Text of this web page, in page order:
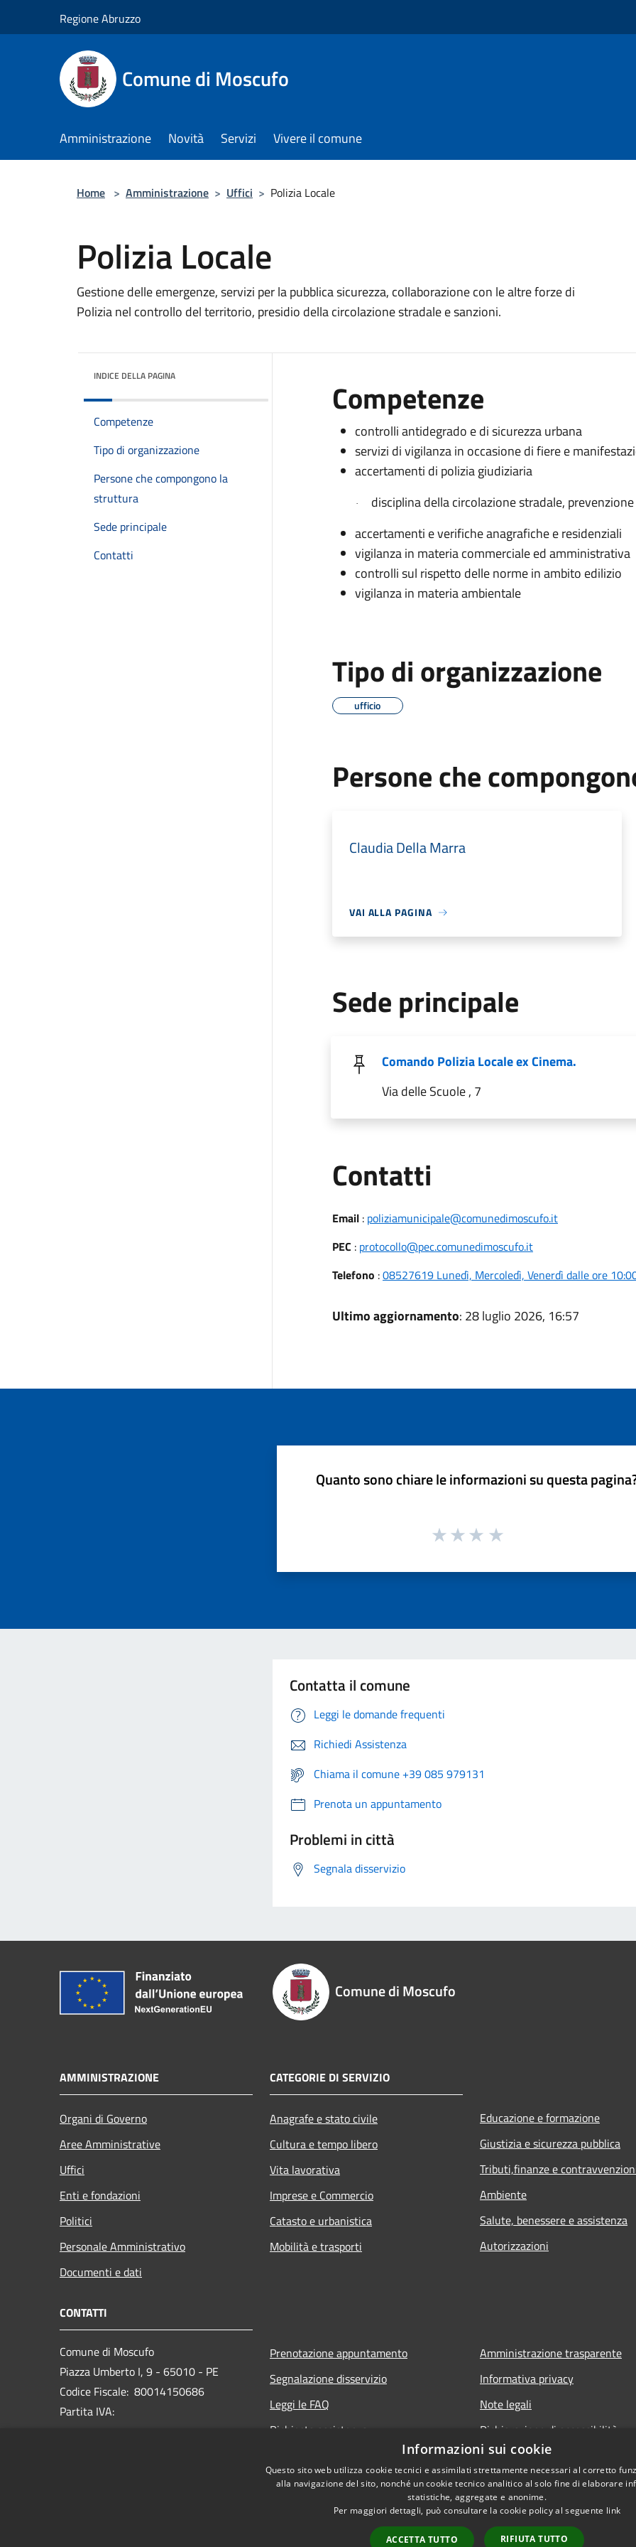
Regione Abruzzo
Comune di Moscufo
Amministrazione Novità Servizi Vivere il comune
Home > Amministrazione > Uffici > Polizia Locale
Polizia Locale
Gestione delle emergenze, servizi per la pubblica sicurezza, collaborazione con le altre forze di
Polizia nel controllo del territorio, presidio della circolazione stradale e sanzioni.
INDICE DELLA PAGINA
Competenze
Tipo di organizzazione
Persone che compongono la
struttura
Sede principale
Contatti
Competenze
controlli antidegrado e di sicurezza urbana
servizi di vigilanza in occasione di fiere e
accertamenti di polizia giudiziaria
·
disciplina della circolazione stradale,
accertamenti e verifiche anagrafiche e residenziali
vigilanza in materia commerciale ed amministrativa
controlli sul rispetto delle norme in ambito edilizio
vigilanza in materia ambientale
Tipo di organizzazione
ufficio
Persone che
Claudia Della Marra
VAI ALLA PAGINA
Sede principale
Comando Polizia Locale ex Cinema.
Via delle Scuole , 7
Contatti
Email: poliziamunicipale@comunedimoscufo.it
PEC : protocollo@pec.comunedimoscufo.it
Telefono :08527619 Lunedì, Mercoledì, Venerdì dalle ore
Ultimo aggiornamento: 28 luglio 2026, 16:57
Quanto sono chiare le informazioni su questa
Contatta il comune
Leggi le domande frequenti
Richiedi Assistenza
Chiama il comune +39 085 979131
Prenota un appuntamento
Problemi in città
Segnala disservizio
Comune di Moscufo
AMMINISTRAZIONE
Organi di Governo
Aree Amministrative
Uffici
Enti e fondazioni
Politici
Personale Amministrativo
Documenti e dati
CATEGORIE DI SERVIZIO
Anagrafe e stato civile
Cultura e tempo libero
Vita lavorativa
Imprese e Commercio
Catasto e urbanistica
Mobilità e trasporti
Educazione e formazione
Giustizia e sicurezza pubblica
Tributi,finanze e
Ambiente
Salute, benessere e assistenza
Autorizzazioni
CONTATTI
Comune di Moscufo
Piazza Umberto I, 9 - 65010 - PE
Codice Fiscale: 80014150686
Partita IVA:
Prenotazione appuntamento
Segnalazione disservizio
Leggi le FAQ
Richiesta assistenza
Amministrazione trasparente
Informativa privacy
Note legali
Dichiarazione di accessibilità
Informazioni sui cookie
Questo sito web utilizza cookie tecnici e assimilati strettamente necessari al corretto
alla navigazione del sito, nonché un cookie tecnico analitico al solo fine di elaborare
statistiche, aggregate e anonime.
Per maggiori dettagli, può consultare la cookie policy al seguente link
ACCETTA TUTTO RIFIUTA TUTTO